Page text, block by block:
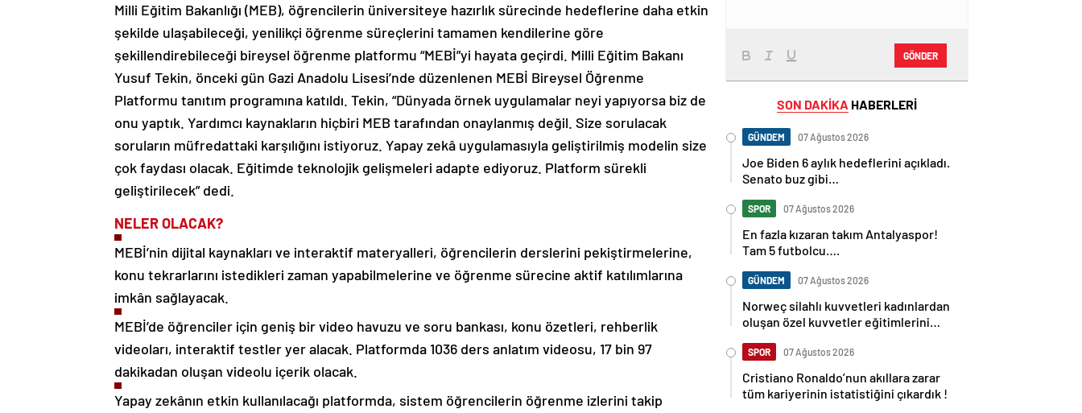
Milli Eğitim Bakanlığı (MEB), öğrencilerin üniversiteye hazırlık sürecinde hedeflerine daha etkin
şekilde ulaşabileceği, yenilikçi öğrenme süreçlerini tamamen kendilerine göre
şekillendirebileceği bireysel öğrenme platformu “MEBİ”yi hayata geçirdi. Milli Eğitim Bakanı
Yusuf Tekin, önceki gün Gazi Anadolu Lisesi’nde düzenlenen MEBİ Bireysel Öğrenme
Platformu tanıtım programına katıldı. Tekin, “Dünyada örnek uygulamalar neyi yapıyorsa biz de
onu yaptık. Yardımcı kaynakların hiçbiri MEB tarafından onaylanmış değil. Size sorulacak
soruların müfredattaki karşılığını istiyoruz. Yapay zekâ uygulamasıyla geliştirilmiş modelin size
çok faydası olacak. Eğitimde teknolojik gelişmeleri adapte ediyoruz. Platform sürekli
geliştirilecek” dedi.
NELER OLACAK?
MEBİ’nin dijital kaynakları ve interaktif materyalleri, öğrencilerin derslerini pekiştirmelerine,
konu tekrarlarını istedikleri zaman yapabilmelerine ve öğrenme sürecine aktif katılımlarına
imkân sağlayacak.
MEBİ’de öğrenciler için geniş bir video havuzu ve soru bankası, konu özetleri, rehberlik
videoları, interaktif testler yer alacak. Platformda 1036 ders anlatım videosu, 17 bin 97
dakikadan oluşan videolu içerik olacak.
Yapay zekânın etkin kullanılacağı platformda, sistem öğrencilerin öğrenme izlerini takip
GÖNDER
SON DAKİKA HABERLERİ
GÜNDEM 07 Ağustos 2026
Joe Biden 6 aylık hedeflerini açıkladı.
Senato buz gibi…
SPOR 07 Ağustos 2026
En fazla kızaran takım Antalyaspor!
Tam 5 futbolcu….
GÜNDEM 07 Ağustos 2026
Norweç silahlı kuvvetleri kadınlardan
oluşan özel kuvvetler eğitimlerini
SPOR 07 Ağustos 2026
Cristiano Ronaldo’nun akıllara zarar
tüm kariyerinin istatistiğini çıkardık !